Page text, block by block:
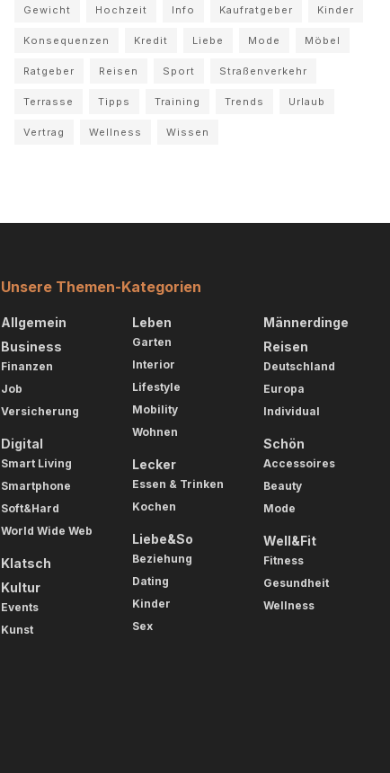
Gewicht Hochzeit Info Kaufratgeber Kinder
Konsequenzen Kredit Liebe Mode Möbel
Ratgeber Reisen Sport Straßenverkehr
Terrasse Tipps Training Trends Urlaub
Vertrag Wellness Wissen
Unsere Themen-Kategorien
Allgemein
Business
Finanzen
Job
Versicherung
Digital
Smart Living
Smartphone
Soft&Hard
World Wide Web
Klatsch
Kultur
Events
Kunst
Leben
Garten
Interior
Lifestyle
Mobility
Wohnen
Lecker
Essen & Trinken
Kochen
Liebe&So
Beziehung
Dating
Kinder
Sex
Männerdinge
Reisen
Deutschland
Europa
Individual
Schön
Accessoires
Beauty
Mode
Well&Fit
Fitness
Gesundheit
Wellness